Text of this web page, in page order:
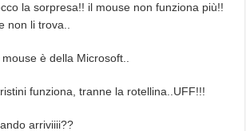
la sorpresa!! il mouse non funziona più!!
non li trova..
è della Microsoft..
funziona, tranne la rotellina..UFF!!!
arriviiii??